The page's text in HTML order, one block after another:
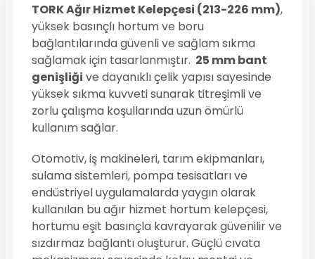
TORK Ağır Hizmet Kelepçesi (213-226 mm),
yüksek basınçlı hortum ve boru
bağlantılarında güvenli ve sağlam sıkma
sağlamak için tasarlanmıştır. 25 mm bant
genişliği ve dayanıklı çelik yapısı sayesinde
yüksek sıkma kuvveti sunarak titreşimli ve
zorlu çalışma koşullarında uzun ömürlü
kullanım sağlar.
Otomotiv, iş makineleri, tarım ekipmanları,
sulama sistemleri, pompa tesisatları ve
endüstriyel uygulamalarda yaygın olarak
kullanılan bu ağır hizmet hortum kelepçesi,
hortumu eşit basınçla kavrayarak güvenilir ve
sızdırmaz bağlantı oluşturur. Güçlü cıvata